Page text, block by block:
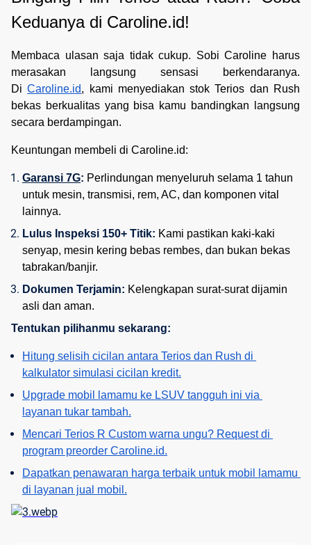
Keduanya di Caroline.id!
Membaca ulasan saja tidak cukup. Sobi Caroline harus
merasakan langsung sensasi berkendaranya.
DiCaroline.id, kami menyediakan stok Terios dan Rush
bekas berkualitas yang bisa kamu bandingkan langsung
secara berdampingan.
Keuntungan membeli di Caroline.id:
Garansi 7G: Perlindungan menyeluruh selama 1 tahun
untuk mesin, transmisi, rem, AC, dan komponen vital
lainnya.
Lulus Inspeksi 150+ Titik: Kami pastikan kaki-kaki
senyap, mesin kering bebas rembes, dan bukan bekas
tabrakan/banjir.
Dokumen Terjamin: Kelengkapan surat-surat dijamin
asli dan aman.
Tentukan pilihanmu sekarang:
Hitung selisih cicilan antara Terios dan Rush di
kalkulator simulasi cicilan kredit.
Upgrade mobil lamamu ke LSUV tangguh ini via
layanan tukar tambah.
Mencari Terios R Custom warna ungu? Request di
program preorder Caroline.id.
Dapatkan penawaran harga terbaik untuk mobil lamamu
di layanan jual mobil.